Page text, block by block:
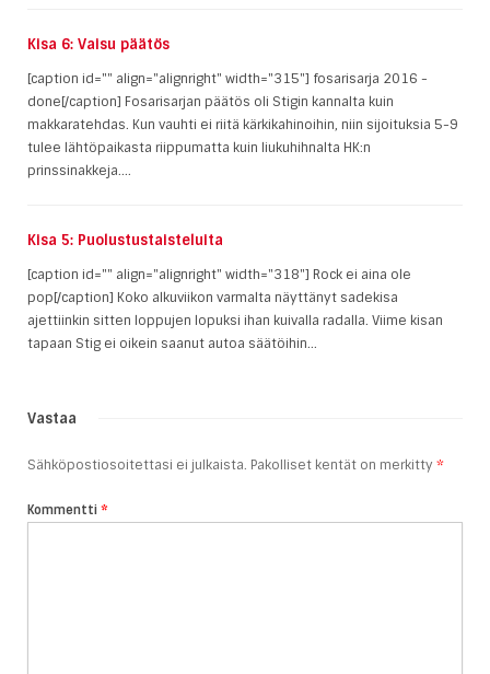
Kisa 6: Vaisu päätös
[caption id="" align="alignright" width="315"] fosarisarja 2016 -
done[/caption] Fosarisarjan päätös oli Stigin kannalta kuin
makkaratehdas. Kun vauhti ei riitä kärkikahinoihin, niin sijoituksia 5-9
tulee lähtöpaikasta riippumatta kuin liukuhihnalta HK:n
prinssinakkeja....
Kisa 5: Puolustustaisteluita
[caption id="" align="alignright" width="318"] Rock ei aina ole
pop[/caption] Koko alkuviikon varmalta näyttänyt sadekisa
ajettiinkin sitten loppujen lopuksi ihan kuivalla radalla. Viime kisan
tapaan Stig ei oikein saanut autoa säätöihin...
Vastaa
Sähköpostiosoitettasi ei julkaista. Pakolliset kentät on merkitty *
Kommentti *